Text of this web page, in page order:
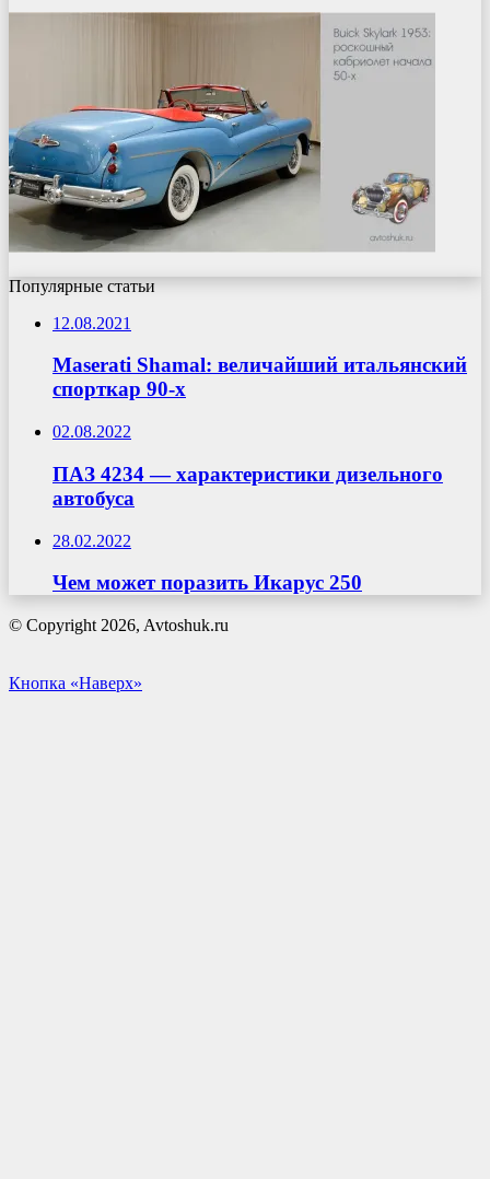
Популярные статьи
12.08.2021
Maserati Shamal: величайший итальянский
спорткар 90-х
02.08.2022
ПАЗ 4234 — характеристики дизельного
автобуса
28.02.2022
Чем может поразить Икарус 250
© Copyright 2026, Avtoshuk.ru
Кнопка «Наверх»